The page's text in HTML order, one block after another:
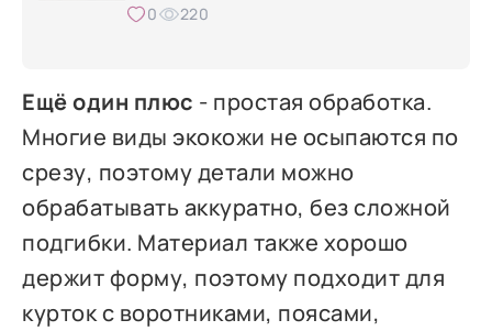
0 220
Ещё один плюс - простая обработка.
Многие виды экокожи не осыпаются по
срезу, поэтому детали можно
обрабатывать аккуратно, без сложной
подгибки. Материал также хорошо
держит форму, поэтому подходит для
курток с воротниками, поясами,